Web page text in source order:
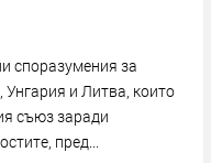
споразумения за
и Литва, които
съюз заради
пред...